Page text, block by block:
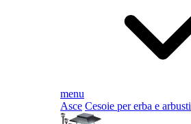
menu
Asce Cesoie per erba e arbusti